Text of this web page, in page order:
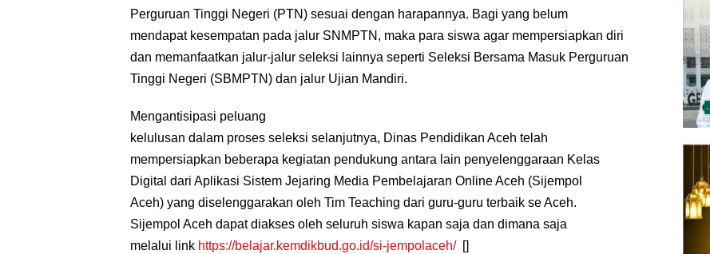
Perguruan Tinggi Negeri (PTN) sesuai dengan harapannya. Bagi yang belum
mendapat kesempatan pada jalur SNMPTN, maka para siswa agar mempersiapkan diri
dan memanfaatkan jalur-jalur seleksi lainnya seperti Seleksi Bersama Masuk Perguruan
Tinggi Negeri (SBMPTN) dan jalur Ujian Mandiri.
Mengantisipasi peluang
kelulusan dalam proses seleksi selanjutnya, Dinas Pendidikan Aceh telah
mempersiapkan beberapa kegiatan pendukung antara lain penyelenggaraan Kelas
Digital dari Aplikasi Sistem Jejaring Media Pembelajaran Online Aceh (Sijempol
Aceh) yang diselenggarakan oleh Tim Teaching dari guru-guru terbaik se Aceh.
Sijempol Aceh dapat diakses oleh seluruh siswa kapan saja dan dimana saja
melalui link https://belajar.kemdikbud.go.id/si-jempolaceh/ []